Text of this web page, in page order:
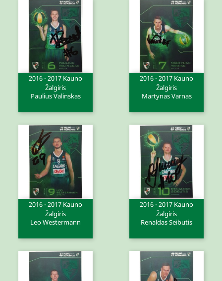
2016 - 2017 Kauno
Žalgiris
Paulius Valinskas
2016 - 2017 Kauno
Žalgiris
Martynas Varnas
2016 - 2017 Kauno
Žalgiris
Leo Westermann
2016 - 2017 Kauno
Žalgiris
Renaldas Seibutis